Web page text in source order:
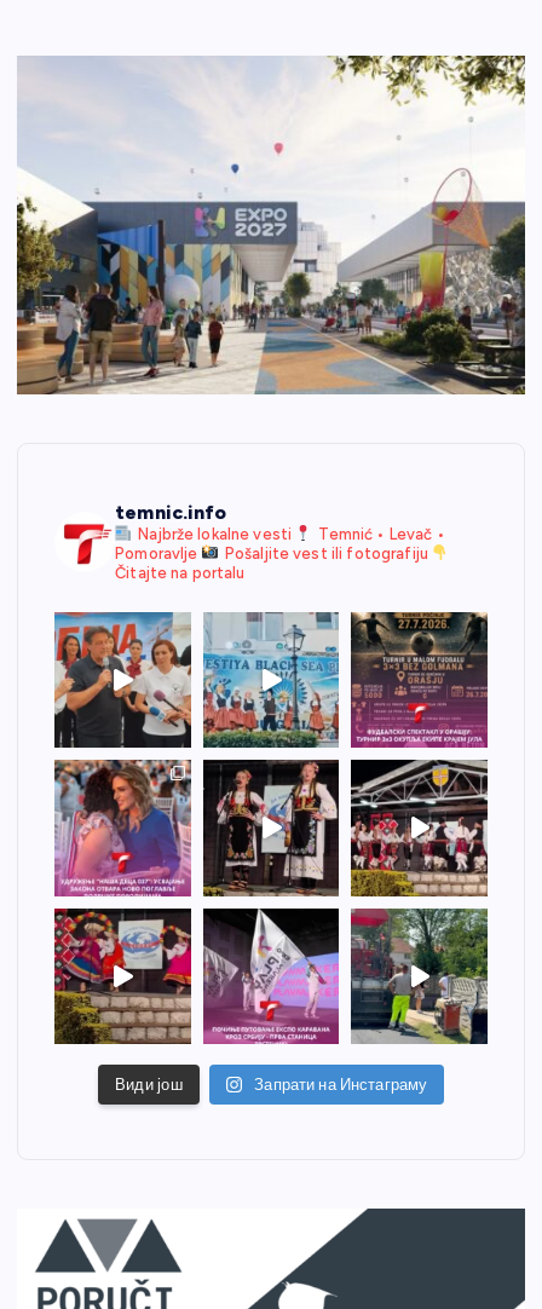
temnic.info
Najbrže lokalne vesti
Temnić • Levač •
Pomoravlje
Pošaljite vest ili fotografiju
Čitajte na portalu
Види још Запрати на Инстаграму